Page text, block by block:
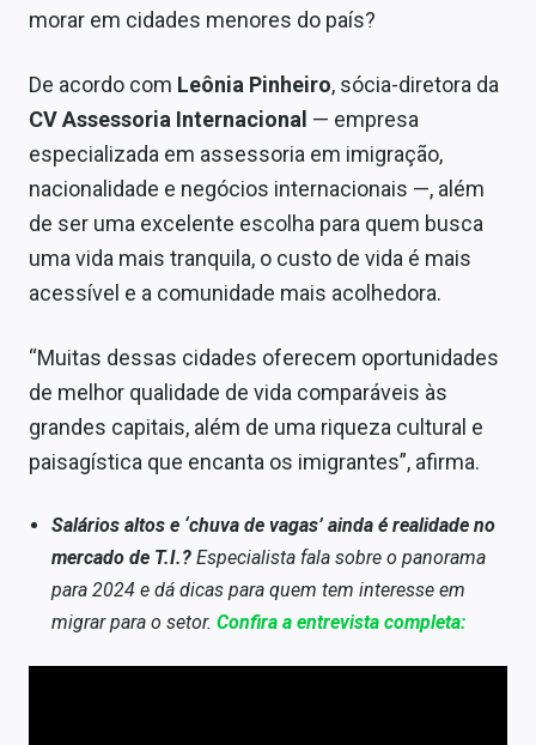
morar em cidades menores do país?
De acordo com Leônia Pinheiro, sócia-diretora da
CV Assessoria Internacional — empresa
especializada em assessoria em imigração,
nacionalidade e negócios internacionais —, além
de ser uma excelente escolha para quem busca
uma vida mais tranquila, o custo de vida é mais
acessível e a comunidade mais acolhedora.
“Muitas dessas cidades oferecem oportunidades
de melhor qualidade de vida comparáveis às
grandes capitais, além de uma riqueza cultural e
paisagística que encanta os imigrantes”, afirma.
Salários altos e ‘chuva de vagas’ ainda é realidade no
mercado de T.I.?Especialista fala sobre o panorama
para 2024 e dá dicas para quem tem interesse em
migrar para o setor.Confira a entrevista completa: